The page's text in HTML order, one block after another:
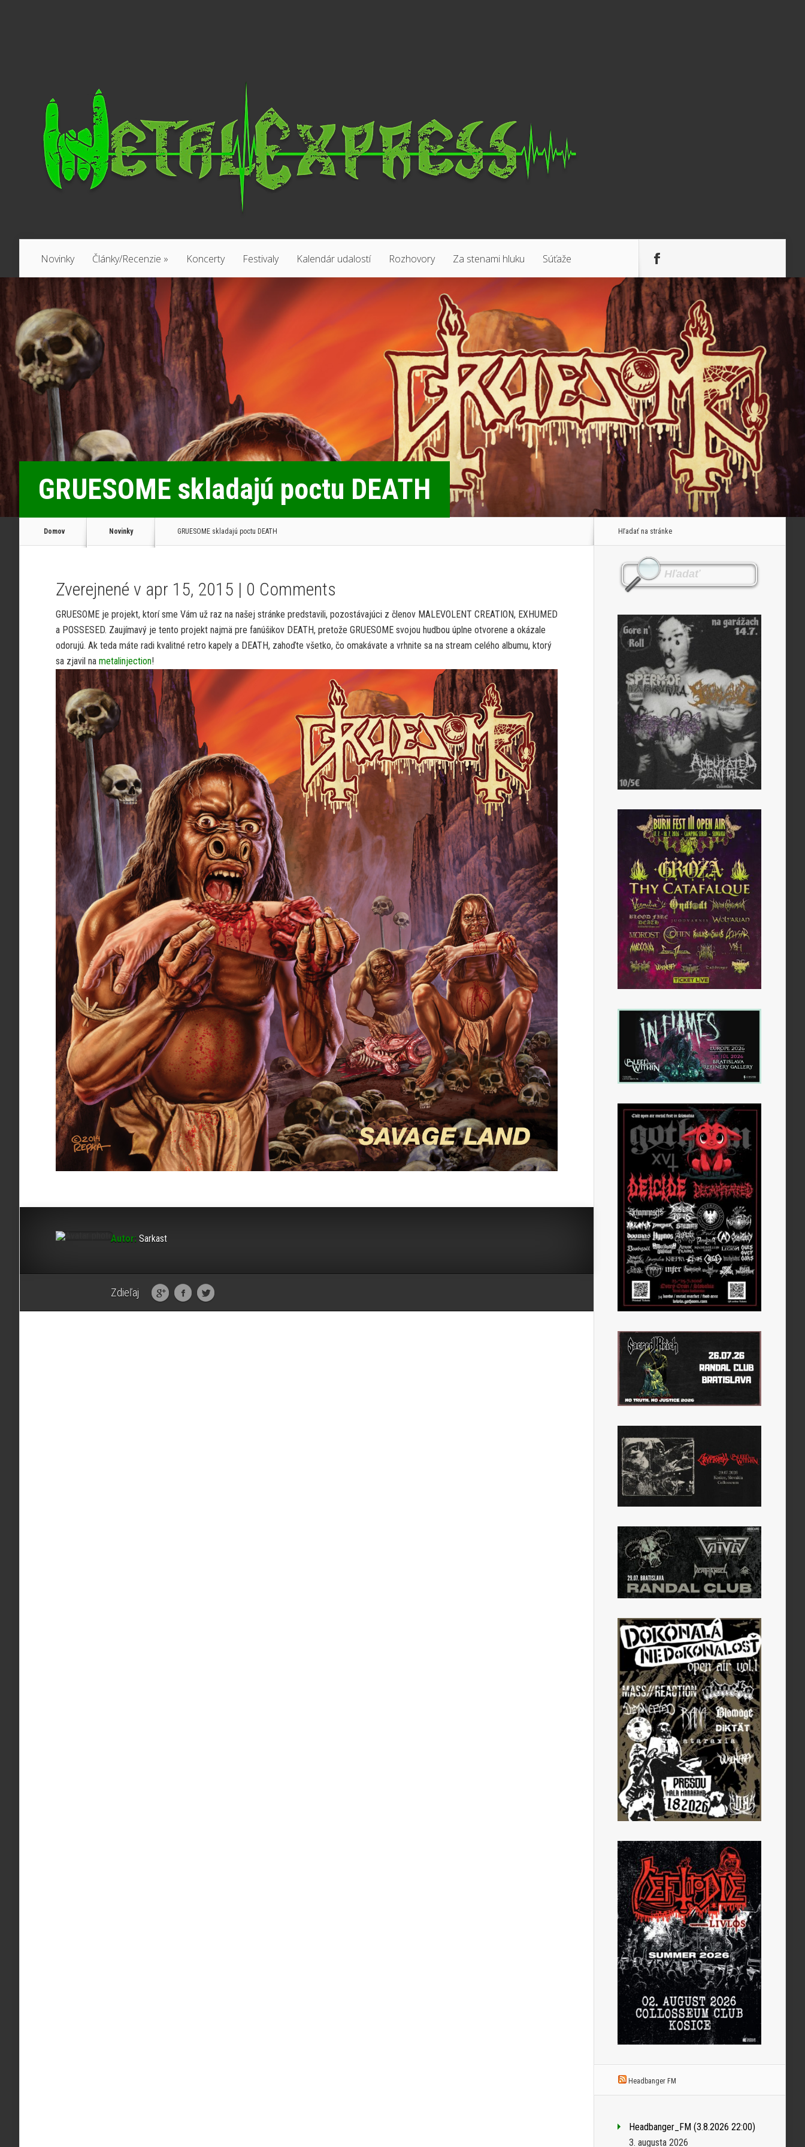
Novinky Články/Recenzie » Koncerty Festivaly Kalendár udalostí Rozhovory Za stenami hluku Súťaže
GRUESOME skladajú poctu DEATH
Domov Novinky GRUESOME skladajú poctu DEATH
Zverejnené v apr 15, 2015 | 0 Comments
GRUESOME je projekt, ktorí sme Vám už raz na našej stránke predstavili, pozostávajúci z členov MALEVOLENT CREATION, EXHUMED
a POSSESED. Zaujímavý je tento projekt najmä pre fanúšikov DEATH, pretože GRUESOME svojou hudbou úplne otvorene a okázale
odorujú. Ak teda máte radi kvalitné retro kapely a DEATH, zahoďte všetko, čo omakávate a vrhnite sa na stream celého albumu, ktorý
sa zjavil na metalinjection!
Autor: Sarkast
Zdieľaj
Hľadať na stránke
Headbanger FM
Headbanger_FM (3.8.2026 22:00)
3. augusta 2026